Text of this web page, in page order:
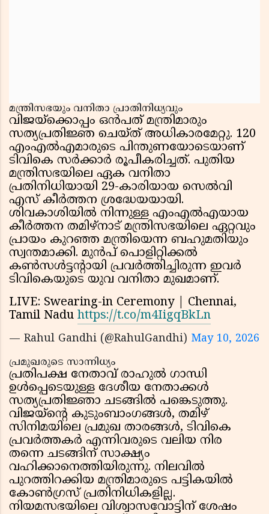
മന്ത്രിസഭയും വനിതാ പ്രാതിനിധ്യവും
വിജയ്ക്കൊപ്പം ഒൻപത് മന്ത്രിമാരും
സത്യപ്രതിജ്ഞ ചെയ്ത് അധികാരമേറ്റു. 120
എംഎൽഎമാരുടെ പിന്തുണയോടെയാണ്
ടിവികെ സർക്കാർ രൂപീകരിച്ചത്. പുതിയ
മന്ത്രിസഭയിലെ ഏക വനിതാ
പ്രതിനിധിയായി 29-കാരിയായ സെൽവി
എസ് കീർത്തന ശ്രദ്ധേയയായി.
ശിവകാശിയിൽ നിന്നുള്ള എംഎൽഎയായ
കീർത്തന തമിഴ്‌നാട് മന്ത്രിസഭയിലെ ഏറ്റവും
പ്രായം കുറഞ്ഞ മന്ത്രിയെന്ന ബഹുമതിയും
സ്വന്തമാക്കി. മുൻപ് പൊളിറ്റിക്കൽ
കൺസൾട്ടൻ്റായി പ്രവർത്തിച്ചിരുന്ന ഇവർ
ടിവികെയുടെ യുവ വനിതാ മുഖമാണ്.
LIVE: Swearing-in Ceremony | Chennai,
Tamil Nadu https://t.co/m4IigqBkLn
— Rahul Gandhi (@RahulGandhi) May 10, 2026
പ്രമുഖരുടെ സാന്നിധ്യം
പ്രതിപക്ഷ നേതാവ് രാഹുൽ ഗാന്ധി
ഉൾപ്പെടെയുള്ള ദേശീയ നേതാക്കൾ
സത്യപ്രതിജ്ഞാ ചടങ്ങിൽ പങ്കെടുത്തു.
വിജയ്‍ൻ്റെ കുടുംബാംഗങ്ങൾ, തമിഴ്
സിനിമയിലെ പ്രമുഖ താരങ്ങൾ, ടിവികെ
പ്രവർത്തകർ എന്നിവരുടെ വലിയ നിര
തന്നെ ചടങ്ങിന് സാക്ഷ്യം
വഹിക്കാനെത്തിയിരുന്നു. നിലവിൽ
പുറത്തിറക്കിയ മന്ത്രിമാരുടെ പട്ടികയിൽ
കോൺഗ്രസ് പ്രതിനിധികളില്ല.
നിയമസഭയിലെ വിശ്വാസവോട്ടിന് ശേഷം